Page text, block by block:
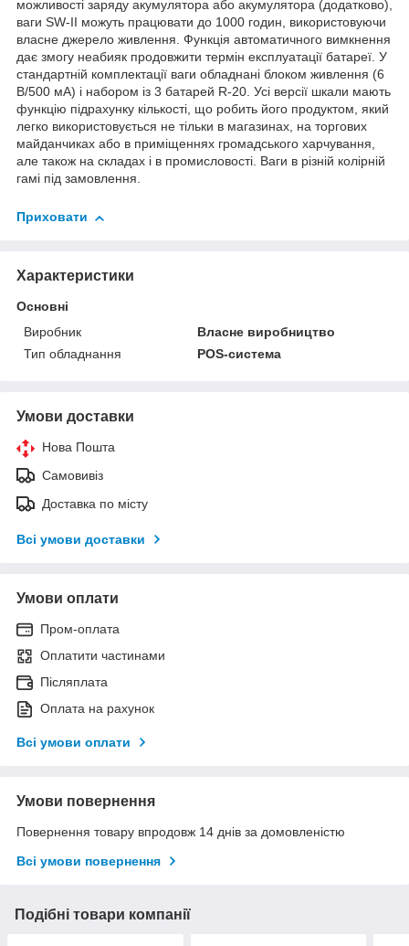
можливості заряду акумулятора або акумулятора (додатково),
ваги SW-II можуть працювати до 1000 годин, використовуючи
власне джерело живлення. Функція автоматичного вимкнення
дає змогу неабияк продовжити термін експлуатації батареї. У
стандартній комплектації ваги обладнані блоком живлення (6
В/500 мА) і набором із 3 батарей R-20. Усі версії шкали мають
функцію підрахунку кількості, що робить його продуктом, який
легко використовується не тільки в магазинах, на торгових
майданчиках або в приміщеннях громадського харчування,
але також на складах і в промисловості. Ваги в різній колірній
гамі під замовлення.
Приховати
Характеристики
Основні
Виробник
Власне виробництво
Тип обладнання
POS-система
Умови доставки
Нова Пошта
Самовивіз
Доставка по місту
Всі умови доставки
Умови оплати
Пром-оплата
Оплатити частинами
Післяплата
Оплата на рахунок
Всі умови оплати
Умови повернення
Повернення товару впродовж 14 днів за домовленістю
Всі умови повернення
Подібні товари компанії